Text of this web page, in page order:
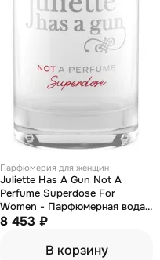
Парфюмерия для женщин
Juliette Has А Gun Not A
Perfume Superdose For
Women - Парфюмерная вода
100 мл
8 453 ₽
В корзину